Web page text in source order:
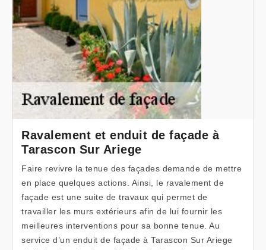
Ravalement et enduit de façade à
Tarascon Sur Ariege
Faire revivre la tenue des façades demande de mettre
en place quelques actions. Ainsi, le ravalement de
façade est une suite de travaux qui permet de
travailler les murs extérieurs afin de lui fournir les
meilleures interventions pour sa bonne tenue. Au
service d’un enduit de façade à Tarascon Sur Ariege